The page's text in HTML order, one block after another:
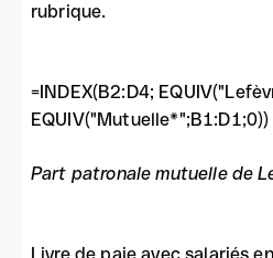
rubrique.
=INDEX(B2:D4;
EQUIV("Mutuelle*";B1:D1;0))
Part patronale mutuelle de